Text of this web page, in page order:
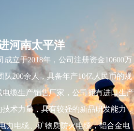
河南太平洋
立于2018年，公司注册资金10600万
队200余人，具备年产10亿人民币的规
缆生产销售厂家，公司拥有进口生产
术力量，具有较强的新品研发能力，
力电缆、矿物质防火电缆，铝合金电